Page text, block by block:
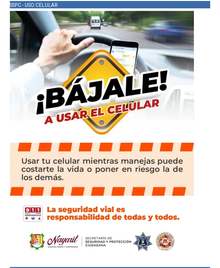
SSPC - USO CELULAR